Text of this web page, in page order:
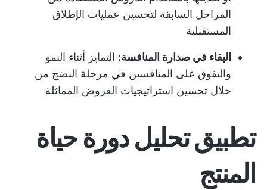
المراحل السابقة لتحسين عمليات الإطلاق
المستقبلية
البقاء في صدارة المنافسة: التمايز أثناء النمو
والتفوق على المنافسين في مرحلة النضج من
خلال تحسين استراتيجيات العروض المماثلة
تطبيق تحليل دورة حياة
المنتج